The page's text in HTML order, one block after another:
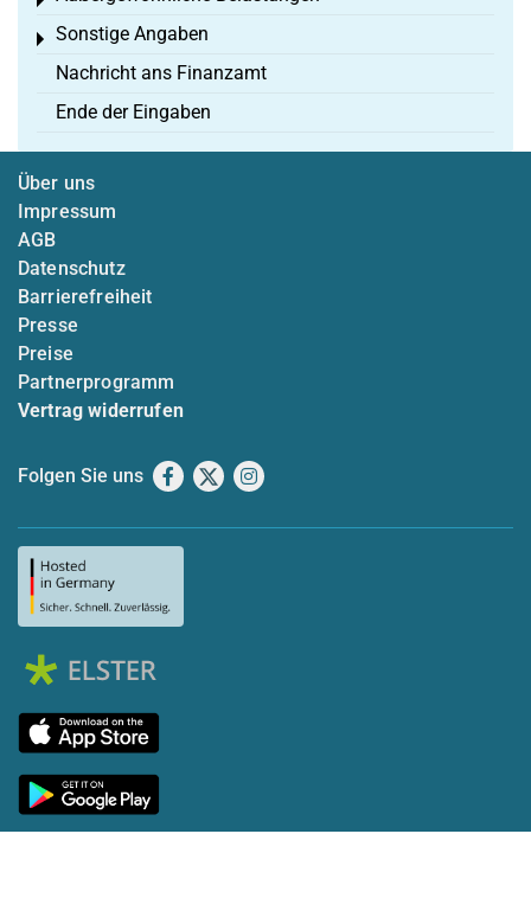
Sonstige Angaben
Toggle menu
Nachricht ans Finanzamt
Ende der Eingaben
Über uns
Impressum
AGB
Datenschutz
Barrierefreiheit
Presse
Preise
Partnerprogramm
Vertrag widerrufen
Folgen Sie uns Facebook
X Instagram